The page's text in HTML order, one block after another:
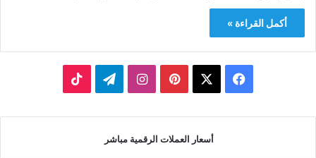
أكمل القراءة »
فيسبوك بينتيريستانستقرامتيلقرام
أسعار العملات الرقمية مباشر